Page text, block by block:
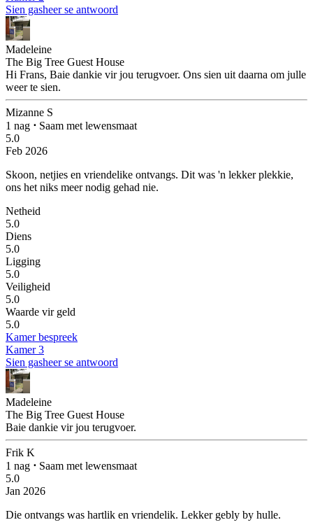
Sien gasheer se antwoord
Madeleine
The Big Tree Guest House
Hi Frans, Baie dankie vir jou terugvoer. Ons sien uit daarna om julle
weer te sien.
Mizanne S
1 nag ⋅ Saam met lewensmaat
5.0
Feb 2026
Skoon, netjies en vriendelike ontvangs. Dit was 'n lekker plekkie,
ons het niks meer nodig gehad nie.
Netheid
5.0
Diens
5.0
Ligging
5.0
Veiligheid
5.0
Waarde vir geld
5.0
Kamer bespreek
Kamer 3
Sien gasheer se antwoord
Madeleine
The Big Tree Guest House
Baie dankie vir jou terugvoer.
Frik K
1 nag ⋅ Saam met lewensmaat
5.0
Jan 2026
Die ontvangs was hartlik en vriendelik. Lekker gebly by hulle.